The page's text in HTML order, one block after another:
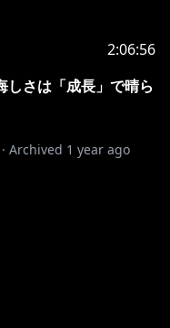
2:06:56
しさは「成長」で晴ら
· Archived 1 year ago